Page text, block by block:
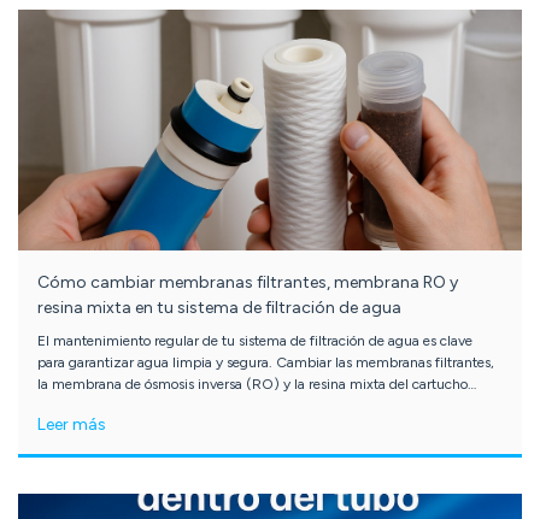
Cómo cambiar membranas filtrantes, membrana RO y
resina mixta en tu sistema de filtración de agua
El mantenimiento regular de tu sistema de filtración de agua es clave
para garantizar agua limpia y segura. Cambiar las membranas filtrantes,
la membrana de ósmosis inversa (RO) y la resina mixta del cartucho
básicos lo harás de forma sencilla y segura.
Leer más